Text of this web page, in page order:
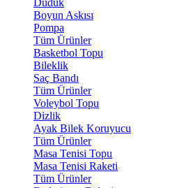
Düdük
Boyun Askısı
Pompa
Tüm Ürünler
Basketbol Topu
Bileklik
Saç Bandı
Tüm Ürünler
Voleybol Topu
Dizlik
Ayak Bilek Koruyucu
Tüm Ürünler
Masa Tenisi Topu
Masa Tenisi Raketi
Tüm Ürünler